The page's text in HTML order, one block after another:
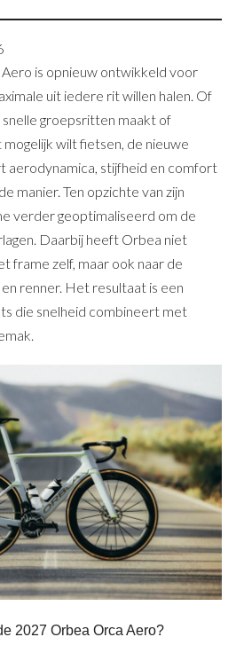
is opnieuw ontwikkeld voor
uit iedere rit willen halen. Of
groepsritten maakt of
wilt fietsen, de nieuwe
aerodynamica, stijfheid en comfort
manier. Ten opzichte van zijn
verder geoptimaliseerd om de
Daarbij heeft Orbea niet
frame zelf, maar ook naar de
renner. Het resultaat is een
die snelheid combineert met
2027 Orbea Orca Aero?